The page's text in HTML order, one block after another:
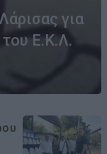
για
Ε.Κ.Λ.